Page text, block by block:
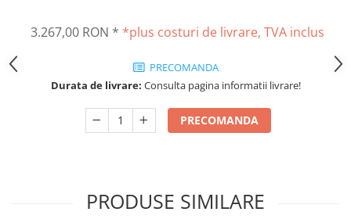
Sisteme de cantarire Industry 4.0
Greutati de testare
Accesorii greutati
Cutii din aluminiu
3.267,00 RON * *plus costuri de livrare, TVA inclus
PRECOMANDA
Durata de livrare: Consulta pagina informatii livrare!
PRECOMANDA
PRODUSE SIMILARE